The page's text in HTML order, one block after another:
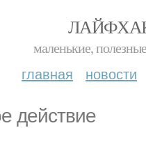
маленькие,
главная новости
действие